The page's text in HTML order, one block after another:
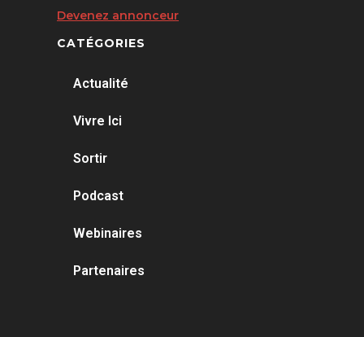
Devenez annonceur
CATÉGORIES
Actualité
Vivre Ici
Sortir
Podcast
Webinaires
Partenaires